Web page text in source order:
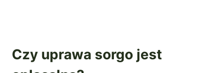
Czy uprawa sorgo jest